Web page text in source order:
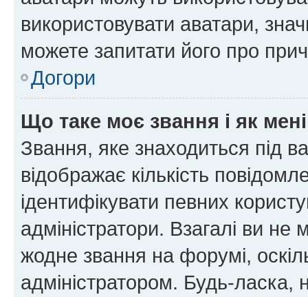
використовувати аватари,
можете запитати його про
Догори
Що таке моє звання і як
Звання, яке знаходиться під
відображає кількість
ідентифікувати певних
адміністратори. Взагалі ви
жодне звання на форумі,
адміністратором. Будь-